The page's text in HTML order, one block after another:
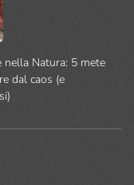
nella Natura: 5 mete
dal caos (e